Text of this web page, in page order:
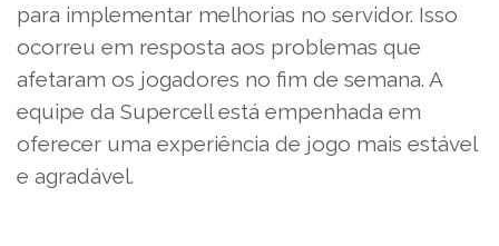
para implementar melhorias no servidor. Isso
ocorreu em resposta aos problemas que
afetaram os jogadores no fim de semana. A
equipe da Supercell está empenhada em
oferecer uma experiência de jogo mais estável
e agradável.